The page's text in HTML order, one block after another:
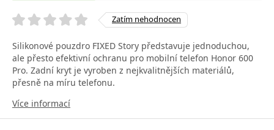
Zatím nehodnocen
Silikonové pouzdro FIXED Story představuje jednoduchou,
ale přesto efektivní ochranu pro mobilní telefon Honor 600
Pro. Zadní kryt je vyroben z nejkvalitnějších materiálů,
přesně na míru telefonu.
Více informací